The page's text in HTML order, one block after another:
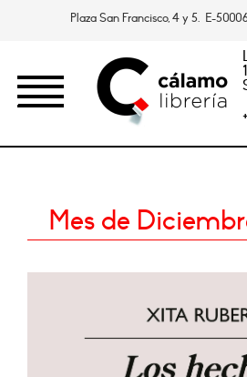
Plaza San Francisco, 4 y 5. E-
Mes de